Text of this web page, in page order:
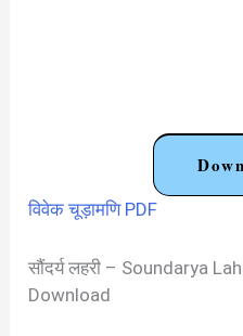
विवेक चूड़ामणि PDF
सौंदर्य लहरी – Soundarya
Download